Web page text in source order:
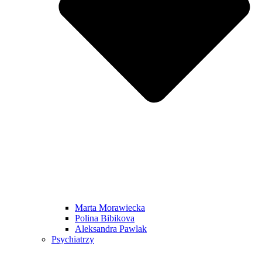
Marta Morawiecka
Polina Bibikova
Aleksandra Pawlak
Psychiatrzy